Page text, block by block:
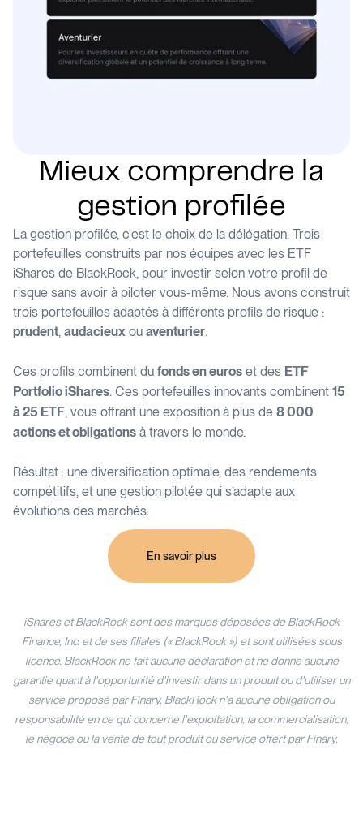
Mieux comprendre la
gestion profilée
La gestion profilée, c'est le choix de la délégation. Trois
portefeuilles construits par nos équipes avec les ETF
iShares de BlackRock, pour investir selon votre profil de
risque sans avoir à piloter vous-même. Nous avons construit
trois portefeuilles adaptés à différents profils de risque :
prudent, audacieux ou aventurier.
Ces profils combinent du fonds en euros et des ETF
Portfolio iShares. Ces portefeuilles innovants combinent 15
à 25 ETF, vous offrant une exposition à plus de 8 000
actions et obligations à travers le monde.
Résultat : une diversification optimale, des rendements
compétitifs, et une gestion pilotée qui s’adapte aux
évolutions des marchés.
En savoir plus
iShares et BlackRock sont des marques déposées de BlackRock
Finance, Inc. et de ses filiales (« BlackRock ») et sont utilisées sous
licence. BlackRock ne fait aucune déclaration et ne donne aucune
garantie quant à l'opportunité d'investir dans un produit ou d'utiliser un
service proposé par Finary. BlackRock n'a aucune obligation ou
responsabilité en ce qui concerne l'exploitation, la commercialisation,
le négoce ou la vente de tout produit ou service offert par Finary.